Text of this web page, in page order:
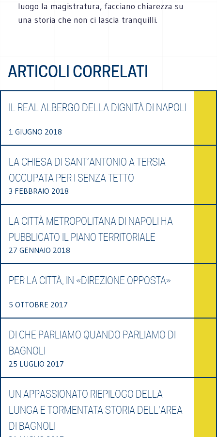
luogo la magistratura, facciano chiarezza su
una storia che non ci lascia tranquilli.
ARTICOLI CORRELATI
IL REAL ALBERGO DELLA DIGNITÀ DI NAPOLI
1 GIUGNO 2018
LA CHIESA DI SANT’ANTONIO A TERSIA
OCCUPATA PER I SENZA TETTO
3 FEBBRAIO 2018
LA CITTÀ METROPOLITANA DI NAPOLI HA
PUBBLICATO IL PIANO TERRITORIALE
27 GENNAIO 2018
PER LA CITTÀ, IN «DIREZIONE OPPOSTA»
5 OTTOBRE 2017
DI CHE PARLIAMO QUANDO PARLIAMO DI
BAGNOLI
25 LUGLIO 2017
UN APPASSIONATO RIEPILOGO DELLA
LUNGA E TORMENTATA STORIA DELL'AREA
DI BAGNOLI